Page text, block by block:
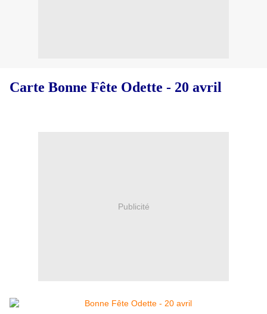
Carte Bonne Fête Odette - 20 avril
Publicité